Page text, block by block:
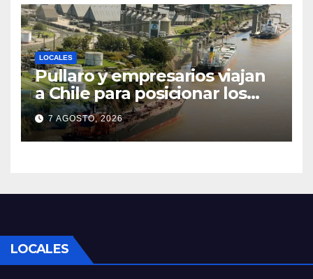
LOCALES
Pullaro y empresarios viajan
a Chile para posicionar los
puertos del sur de Santa Fe
como salida para las
exportaciones mineras
7 AGOSTO, 2026
LOCALES